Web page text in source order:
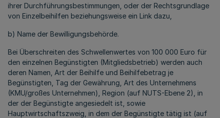
ihrer Durchführungsbestimmungen, oder der Rechtsgrundlage
von Einzelbeihilfen beziehungsweise ein Link dazu,
b) Name der Bewilligungsbehörde.
Bei Überschreiten des Schwellenwertes von 100 000 Euro für
den einzelnen Begünstigten (Mitgliedsbetrieb) werden auch
deren Namen, Art der Beihilfe und Beihilfebetrag je
Begünstigten, Tag der Gewährung, Art des Unternehmens
(KMU/großes Unternehmen), Region (auf NUTS-Ebene 2), in
der der Begünstigte angesiedelt ist, sowie
Hauptwirtschaftszweig, in dem der Begünstigte tätig ist (auf